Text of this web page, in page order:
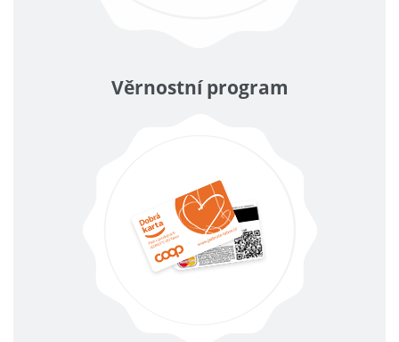
Věrnostní program